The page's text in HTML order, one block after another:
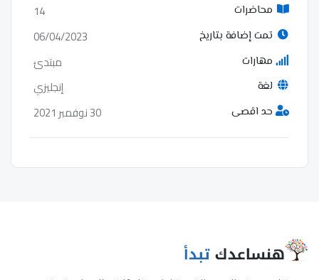
محاضرات 14
تمت إضافة بتاريخ 06/04/2023
مهارات مبتدئ
لغة إنجليزي
حد اقصى 30 نوفمبر 2021